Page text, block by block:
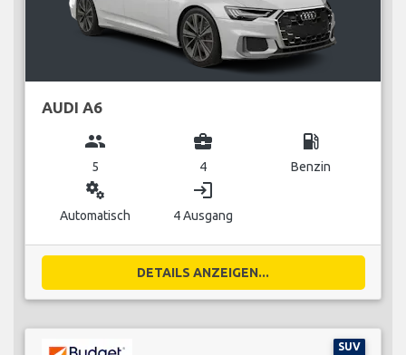
AUDI A6
group
5
business_center
4
local_gas_station
Benzin
miscellaneous_services
Automatisch
login
4 Ausgang
DETAILS ANZEIGEN...
SUV